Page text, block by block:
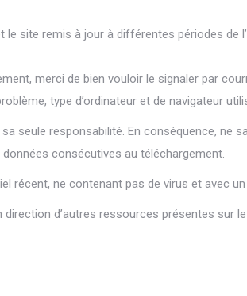
site remis à jour à différentes périodes de
merci de bien vouloir le signaler par
type d’ordinateur et de navigateur
seule responsabilité. En conséquence, ne
données consécutives au téléchargement.
récent, ne contenant pas de virus et avec
d’autres ressources présentes sur